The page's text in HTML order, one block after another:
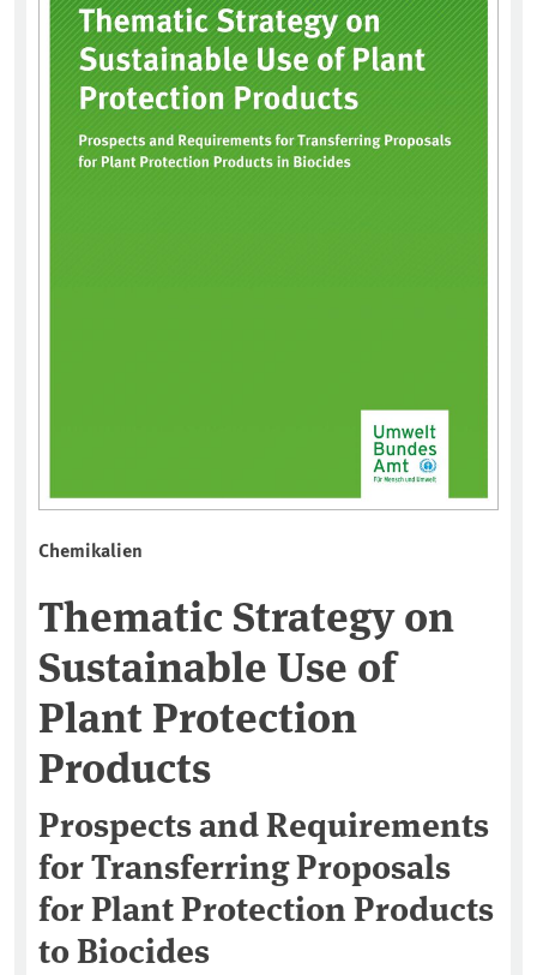
Chemikalien
Thematic Strategy on
Sustainable Use of
Plant Protection
Products
Prospects and Requirements
for Transferring Proposals
for Plant Protection Products
to Biocides